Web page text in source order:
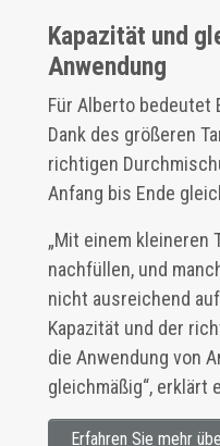
Kapazität und
Anwendung
Für Alberto bedeutet
Dank des größeren
richtigen
Anfang bis Ende
„Mit einem kleineren
nachfüllen, und
nicht ausreichend
Kapazität und der
die Anwendung von
gleichmäßig“, erklärt
Erfahren Sie mehr